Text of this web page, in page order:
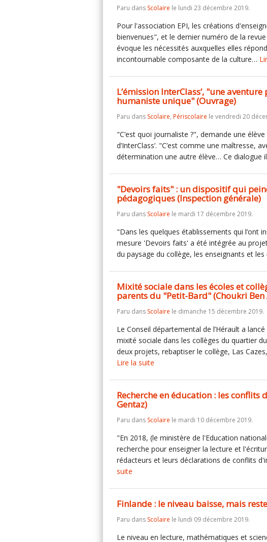
Paru dans Scolaire le lundi 23 décembre 2019.
Pour l'association EPI, les créations
bienvenues", et le dernier numéro de la
évoque les nécessités auxquelles elles
incontournable composante de la culture…
L’émission InterClass’, "une
humaniste unique" (Ouvrage)
Paru dans Scolaire, Périscolaire le vendredi 20
"C’est quoi journaliste ?", demande une
d’InterClass’. "C’est comme une maîtresse,
détermination une autre élève… Ce dialogue
"Devoirs faits" : un dispositif qui
pédagogiques (Inspection générale)
Paru dans Scolaire le mardi 17 décembre 2019.
"Dans les quelques établissements qui l’ont
mesure 'Devoirs faits' a été intégrée au
du paysage du collège, les enseignants et
Mixité sociale dans les écoles et
parents du "Petit-Bard" (Choukri Ben
Paru dans Scolaire le dimanche 15 décembre 2019.
Le Conseil départemental de l’Hérault a
mixité sociale dans les collèges du quartier
deux projets, rebaptiser le collège, Las
Lire la suite
Recherche en éducation : les
Gentaz)
Paru dans Scolaire le mardi 10 décembre 2019.
"En 2018, (le ministère de l'Education
recherche pour enseigner la lecture et
rédacteurs et leurs déclarations de conflits
suite
Finlande : le niveau baisse, mais
Paru dans Scolaire le lundi 09 décembre 2019.
Le niveau en lecture, mathématiques et